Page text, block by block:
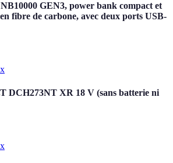
GEN3, power bank compact et
fibre de carbone, avec deux ports USB-
DCH273NT XR 18 V (sans batterie ni